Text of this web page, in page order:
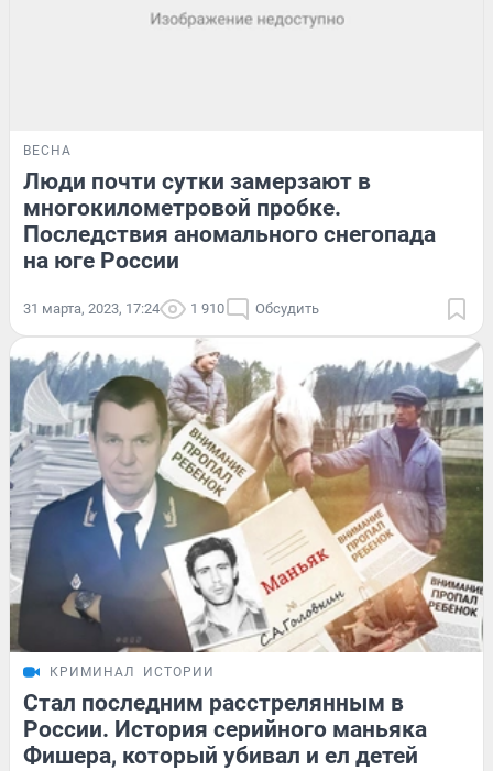
ВЕСНА
Люди почти сутки замерзают в
многокилометровой пробке.
Последствия аномального снегопада
на юге России
31 марта, 2023, 17:24 1 910 Обсудить
КРИМИНАЛ ИСТОРИИ
Стал последним расстрелянным в
России. История серийного маньяка
Фишера, который убивал и ел детей